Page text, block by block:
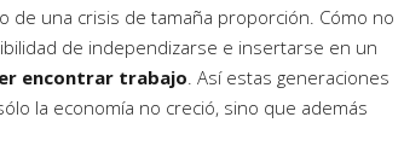
de una crisis de tamaña proporción. Cómo no
de independizarse e insertarse en un
encontrar trabajo . Así estas generaciones
la economía no creció, sino que además